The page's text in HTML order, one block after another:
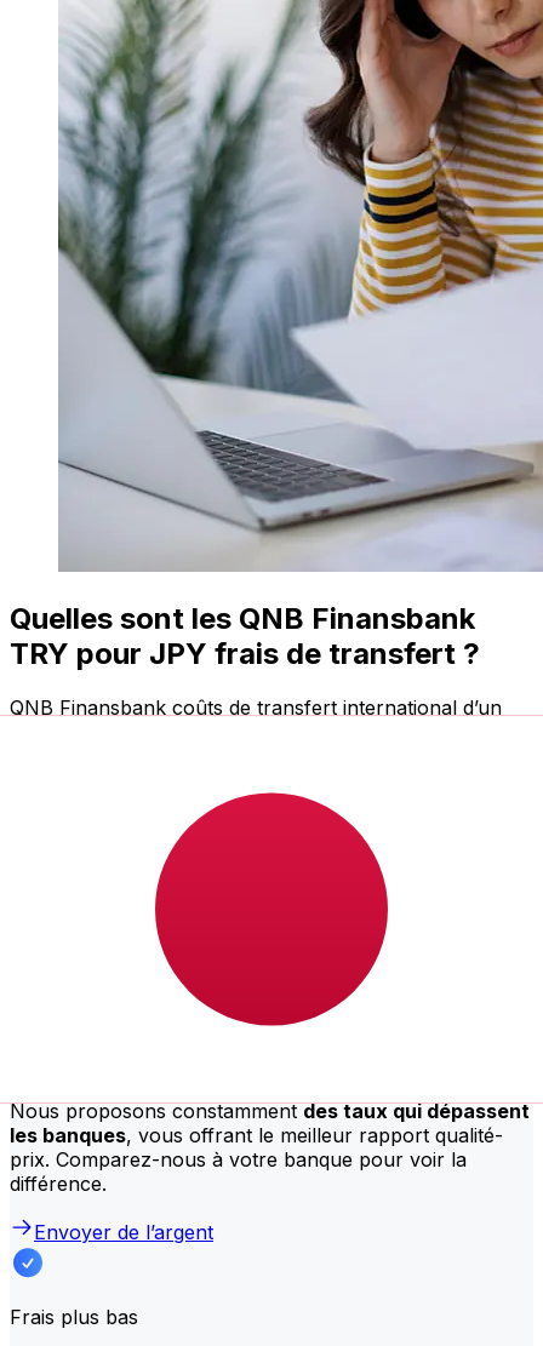
Quelles sont les QNB Finansbank
TRY pour JPY frais de transfert ?
QNB Finansbank coûts de transfert international d’un
change. Consultez le tableau comparatif pour comparer
QNB Finansbank frais avec Xe.
Pourquoi transférer avec Xe plutôt
qu’avec des banques traditionnelles
Nous proposons constammentdes taux qui dépassent
les banques, vous offrant le meilleur rapport qualité-
prix. Comparez-nous à votre banque pour voir la
différence.
Envoyer de l’argent
Frais plus bas